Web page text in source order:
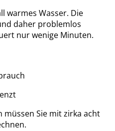
warmes Wasser. Die
daher problemlos
nur wenige Minuten.
müssen Sie mit zirka acht